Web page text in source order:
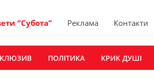
“Субота” Реклама Контакти
ПОЛІТИКА КРИК ДУШІ